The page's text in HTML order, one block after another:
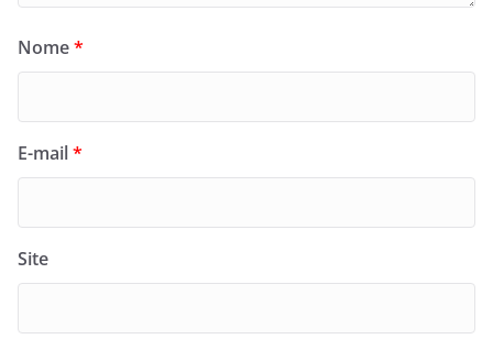
Nome*
E-mail*
Site